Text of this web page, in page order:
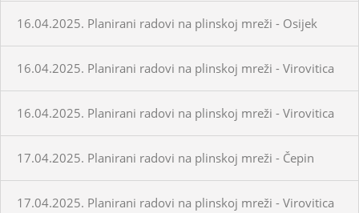
16.04.2025. Planirani radovi na plinskoj mreži - Osijek
16.04.2025. Planirani radovi na plinskoj mreži - Virovitica
16.04.2025. Planirani radovi na plinskoj mreži - Virovitica
17.04.2025. Planirani radovi na plinskoj mreži - Čepin
17.04.2025. Planirani radovi na plinskoj mreži - Virovitica